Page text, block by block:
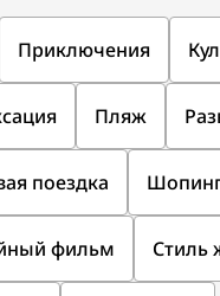
Приключения
Пляж
поездка
фильм Стиль